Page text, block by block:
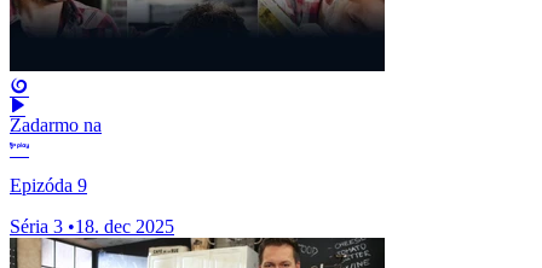
Zadarmo na
Epizóda 9
Séria 3 •18. dec 2025